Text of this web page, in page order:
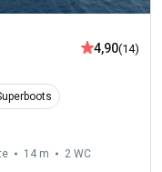
4,90(14)
14 m 2 WC